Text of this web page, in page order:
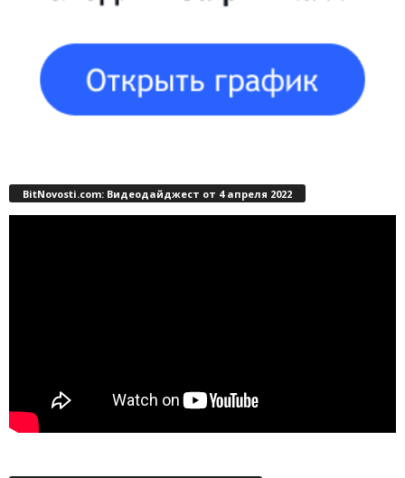
BitNovosti.com: Видеодайджест от 4 апреля 2022